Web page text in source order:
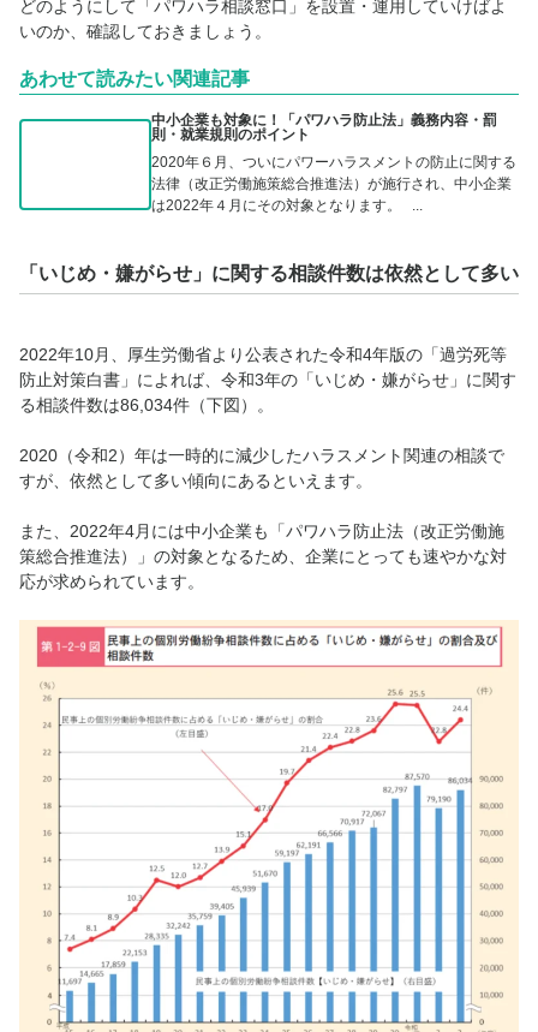
どのようにして「パワハラ相談窓口」を設置・運用していけばよ
いのか、確認しておきましょう。
あわせて読みたい関連記事
中小企業も対象に！「パワハラ防止法」義務内容・罰
則・就業規則のポイント
2020年６月、ついにパワーハラスメントの防止に関する
法律（改正労働施策総合推進法）が施行され、中小企業
は2022年４月にその対象となります。 ...
「いじめ・嫌がらせ」に関する相談件数は依然として多い
2022年10月、厚生労働省より公表された令和4年版の「過労死等
防止対策白書」によれば、令和3年の「いじめ・嫌がらせ」に関す
る相談件数は86,034件（下図）。
2020（令和2）年は一時的に減少したハラスメント関連の相談で
すが、依然として多い傾向にあるといえます。
また、2022年4月には中小企業も「パワハラ防止法（改正労働施
策総合推進法）」の対象となるため、企業にとっても速やかな対
応が求められています。